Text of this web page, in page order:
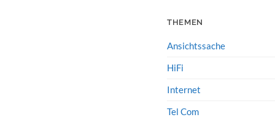
THEMEN
Ansichtssache
HiFi
Internet
Tel Com